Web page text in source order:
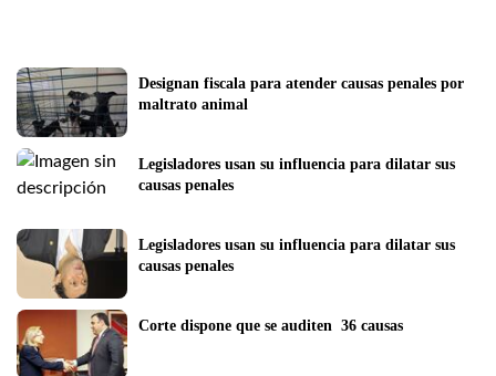
Designan fiscala para atender causas penales por
maltrato animal
Legisladores usan su influencia para dilatar sus
causas penales
Legisladores usan su influencia para dilatar sus
causas penales
Corte dispone que se auditen  36 causas